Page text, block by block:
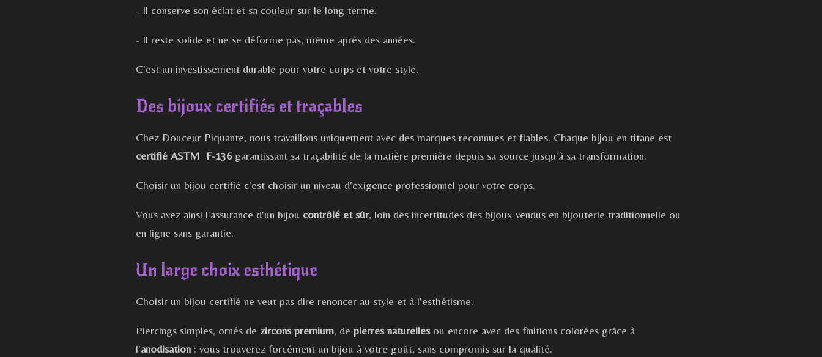
- Il conserve son éclat et sa couleur sur le long terme.
- Il reste solide et ne se déforme pas, même après des années.
C'est un investissement durable pour votre corps et votre style.
Des bijoux certifiés et traçables
Chez Douceur Piquante, nous travaillons uniquement avec des marques reconnues et fiables. Chaque bijou en titane est
certifié ASTM F-136garantissant sa traçabilité de la matière première depuis sa source jusqu'à sa transformation.
Choisir un bijou certifié c'est choisir un niveau d'exigence professionnel pour votre corps.
Vous avez ainsi l'assurance d'un bijou contrôlé et sûr, loin des incertitudes des bijoux vendus en bijouterie traditionnelle ou
en ligne sans garantie.
Un large choix esthétique
Choisir un bijou certifié ne veut pas dire renoncer au style et à l'esthétisme.
Piercings simples, ornés de zircons premium, de pierres naturellesou encore avec des finitions colorées grâce à
l'anodisation : vous trouverez forcément un bijou à votre goût, sans compromis sur la qualité.